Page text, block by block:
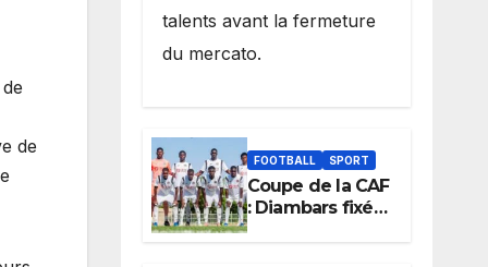
de
talents avant la fermeture
du mercato.
FOOTBALL SPORT
Coupe de la CAF
: Diambars fixé
sur son destin